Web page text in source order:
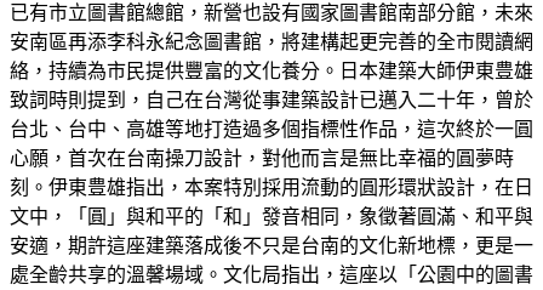
已有市立圖書館總館，新營也設有國家圖書館南部分館，未來
安南區再添李科永紀念圖書館，將建構起更完善的全市閱讀網
絡，持續為市民提供豐富的文化養分。日本建築大師伊東豊雄
致詞時則提到，自己在台灣從事建築設計已邁入二十年，曾於
台北、台中、高雄等地打造過多個指標性作品，這次終於一圓
心願，首次在台南操刀設計，對他而言是無比幸福的圓夢時
刻。伊東豊雄指出，本案特別採用流動的圓形環狀設計，在日
文中，「圓」與和平的「和」發音相同，象徵著圓滿、和平與
安適，期許這座建築落成後不只是台南的文化新地標，更是一
處全齡共享的溫馨場域。文化局指出，這座以「公園中的圖書